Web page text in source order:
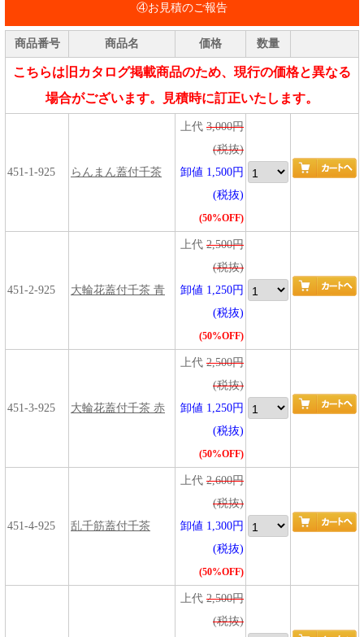
④お見積のご報告
商品番号 商品名 価格 数量
こちらは旧カタログ掲載商品のため、現行の価格と異なる
場合がございます。見積時に訂正いたします。
451-1-925 らんまん蓋付千茶
上代 3,000円
(税抜)
卸値 1,500円
(税抜)
(50%OFF)
451-2-925 大輪花蓋付千茶 青
上代 2,500円
(税抜)
卸値 1,250円
(税抜)
(50%OFF)
451-3-925 大輪花蓋付千茶 赤
上代 2,500円
(税抜)
卸値 1,250円
(税抜)
(50%OFF)
451-4-925 乱千筋蓋付千茶
上代 2,600円
(税抜)
卸値 1,300円
(税抜)
(50%OFF)
上代 2,500円
(税抜)